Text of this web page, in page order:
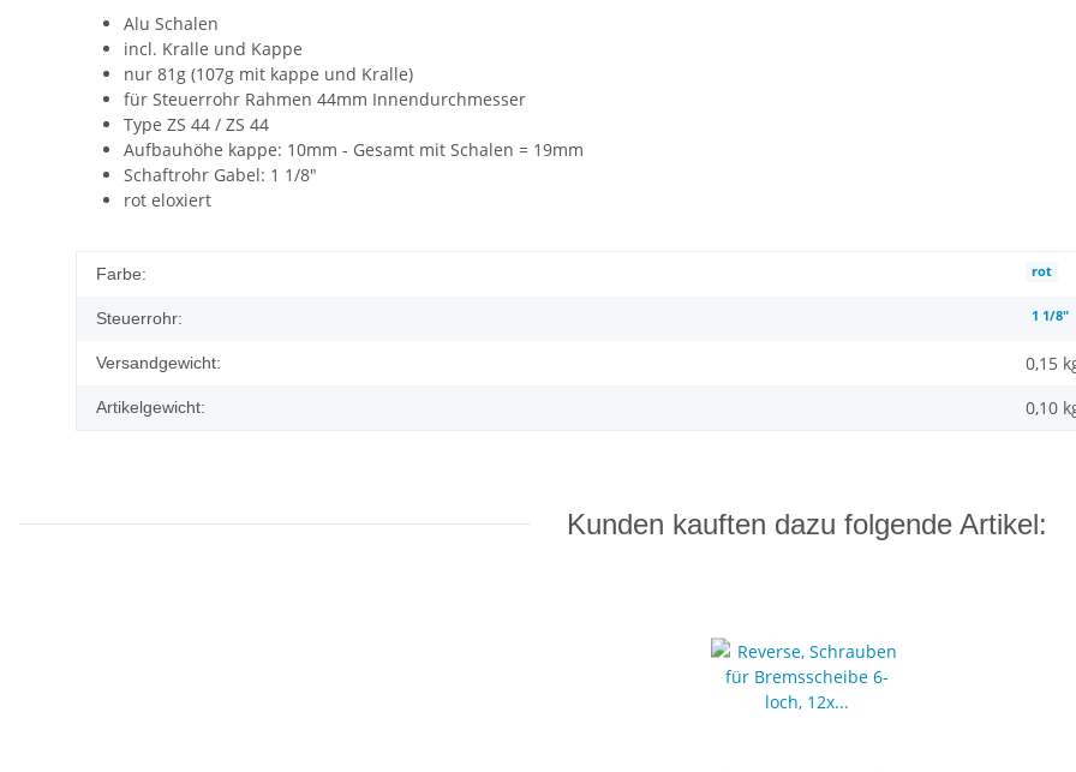
Alu Schalen
incl. Kralle und Kappe
nur 81g (107g mit kappe und Kralle)
für Steuerrohr Rahmen 44mm Innendurchmesser
Type ZS 44 / ZS 44
Aufbauhöhe kappe: 10mm - Gesamt mit Schalen = 19mm
Schaftrohr Gabel: 1 1/8"
rot eloxiert
Farbe: rot
Steuerrohr: 1 1/8"
Versandgewicht: 0,15
Artikelgewicht: 0,10
Kunden kauften dazu folgende Artikel: